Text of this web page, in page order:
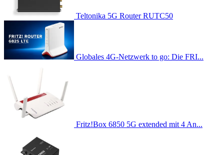
Teltonika 5G Router RUTC50
Globales 4G-Netzwerk to go: Die FRI...
Fritz!Box 6850 5G extended mit 4 An...